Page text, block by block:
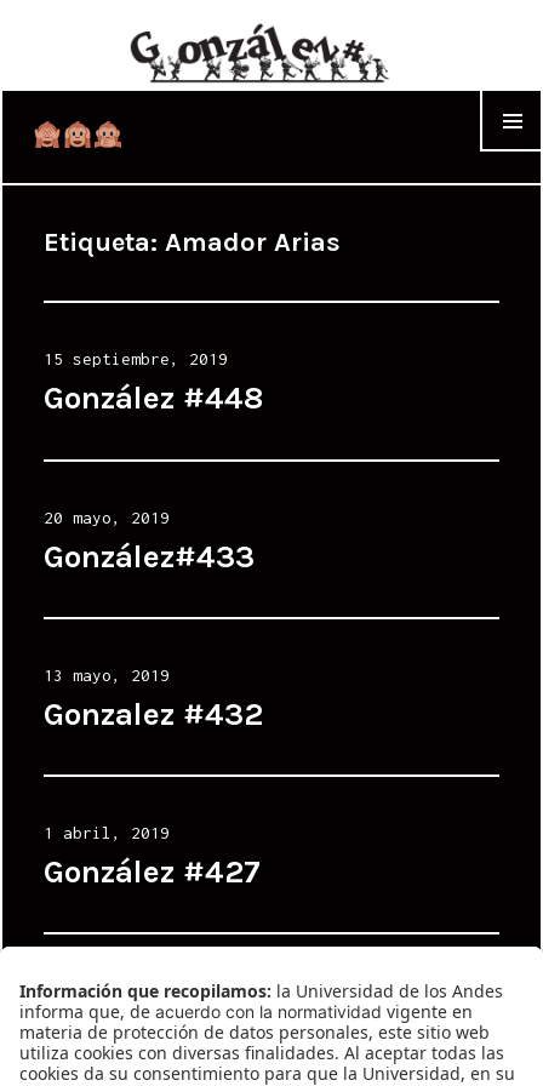
Etiqueta:Amador Arias
Posted
on
15 septiembre, 2019
González #448
Posted
on
20 mayo, 2019
González#433
Posted
on
13 mayo, 2019
Gonzalez #432
Posted
on
1 abril, 2019
González #427
Posted
on
26 noviembre, 2018
Gonzalez #415